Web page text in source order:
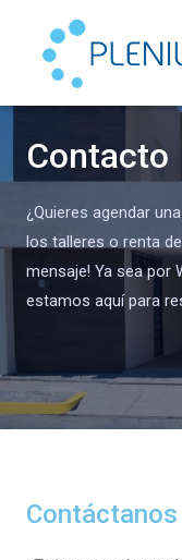
Contacto
¿Quieres agendar
los talleres o renta
mensaje! Ya sea por
estamos aquí para
Contáctanos